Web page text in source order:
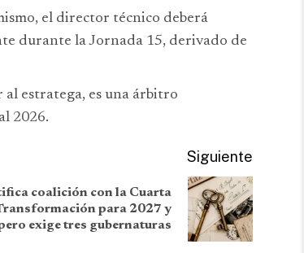
el director técnico deberá
durante la Jornada 15, derivado de
estratega, es una árbitro
2026.
Siguiente
coalición con la Cuarta
para 2027 y
exige tres gubernaturas